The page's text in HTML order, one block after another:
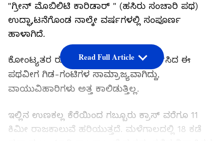
"ಗ್ರೀನ್‌ ಮೊಬಿಲಿಟಿ ಕಾರಿಡಾರ್‌ " (ಹಸಿರು ಸಂಚಾರಿ ಪಥ)
ಉದ್ಘಾಟನೆಗೊಂಡ ನಾಲ್ಕೇ ವರ್ಷಗಳಲ್ಲಿ ಸಂಪೂರ್ಣ
ಹಾಳಾಗಿದೆ.
ಕೋಂಟ್ಯತರ ರುಪಾಯಿ ಖರ್ಚು ಮಾಡಿ ನಿರ್ಮಿಸಿದ ಈ
ಪಥವೀಗ ಗಿಡ-ಗಂಟಿಗಳ ಸಾಮ್ರಾಜ್ಯವಾಗಿದ್ದು,
ವಾಯುವಿಹಾರಿಗಳು ಅತ್ತ ಕಾಲಿಡುತ್ತಿಲ್ಲ.
ಇಲ್ಲಿನ ಉಣಕಲ್ಲ ಕೆರೆಯಿಂದ ಗಬ್ಬೂರು ಕ್ರಾಸ್‌ ವರೆಗೂ 11
ಕಿಮೀ ರಾಜಕಾಲುವೆ ಹರಿಯುತ್ತದೆ. ಮಳೆಗಾಲದಲ್ಲಿ 18 ಕಡೆ
Read Full Article